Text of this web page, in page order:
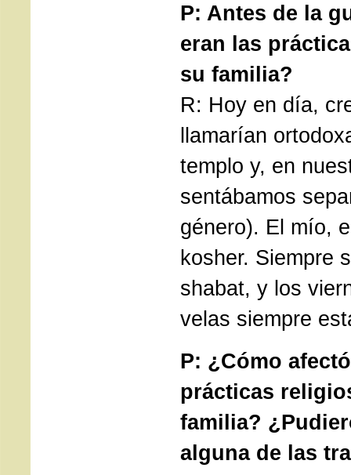
P: Antes de la
eran las
su familia?
R: Hoy en día,
llamarían
templo y, en
sentábamos
género). El mío,
kosher. Siempre
shabat, y los
velas siempre
P: ¿Cómo
prácticas
familia?
alguna de las